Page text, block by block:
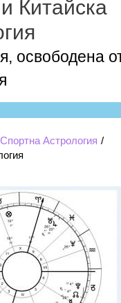
Китайска
освободена
Спортна Астрология